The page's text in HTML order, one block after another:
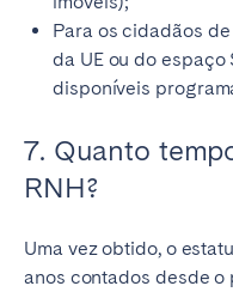
Para os cidadãos
da UE ou do espaço
disponíveis
7. Quanto
RNH?
Uma vez obtido, o
anos contados desde